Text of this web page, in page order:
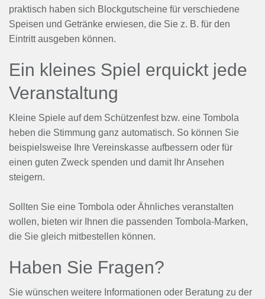
praktisch haben sich Blockgutscheine für verschiedene
Speisen und Getränke erwiesen, die Sie z. B. für den
Eintritt ausgeben können.
Ein kleines Spiel erquickt jede
Veranstaltung
Kleine Spiele auf dem Schützenfest bzw. eine Tombola
heben die Stimmung ganz automatisch. So können Sie
beispielsweise Ihre Vereinskasse aufbessern oder für
einen guten Zweck spenden und damit Ihr Ansehen
steigern.
Sollten Sie eine Tombola oder Ähnliches veranstalten
wollen, bieten wir Ihnen die passenden Tombola-Marken,
die Sie gleich mitbestellen können.
Haben Sie Fragen?
Sie wünschen weitere Informationen oder Beratung zu der